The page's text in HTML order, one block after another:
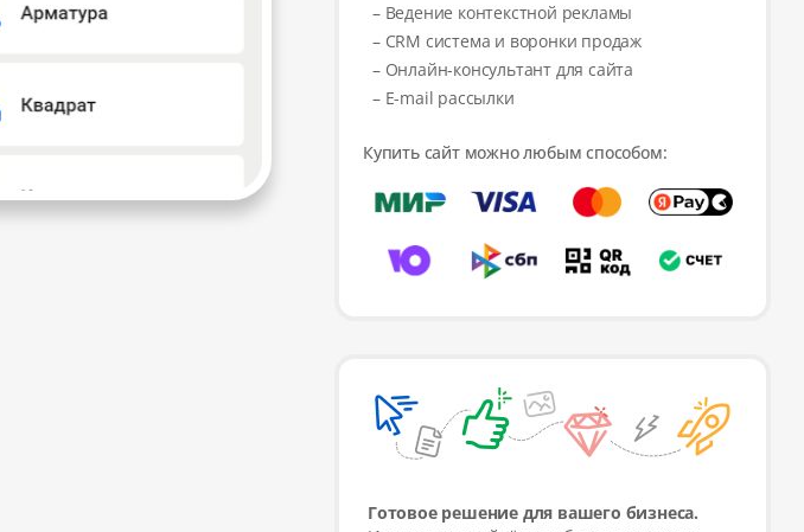
– Ведение контекстной рекламы
– CRM система и воронки продаж
– Онлайн-консультант для сайта
– E-mail рассылки
Купить сайт можно любым способом:
Готовое решение для вашего бизнеса.